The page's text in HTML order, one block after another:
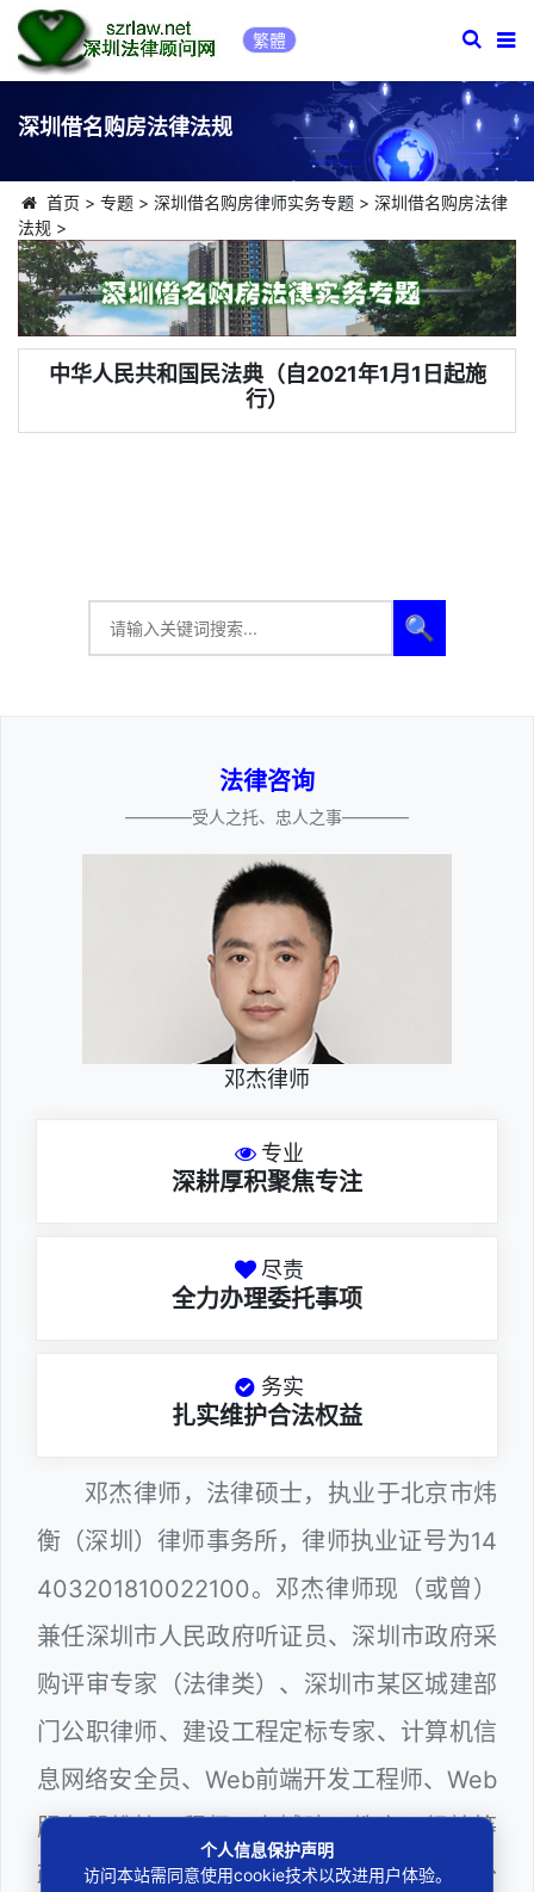
繁體
深圳借名购房法律法规
首页 > 专题> 深圳借名购房律师实务专题> 深圳借名购房法律
法规 >
中华人民共和国民法典（自2021年1月1日起施
行）
🔍
法律咨询
————受人之托、忠人之事————
邓杰律师
专业
深耕厚积聚焦专注
尽责
全力办理委托事项
务实
扎实维护合法权益
邓杰律师，法律硕士，执业于北京市炜
衡（深圳）律师事务所，律师执业证号为14
403201810022100。邓杰律师现（或曾）
兼任深圳市人民政府听证员、深圳市政府采
购评审专家（法律类）、深圳市某区城建部
门公职律师、建设工程定标专家、计算机信
息网络安全员、Web前端开发工程师、Web
服务器维护工程师，在城建、教育、纪检等
政府系统以及网络科技领域从业多年，十分
个人信息保护声明
访问本站需同意使用cookie技术以改进用户体验。